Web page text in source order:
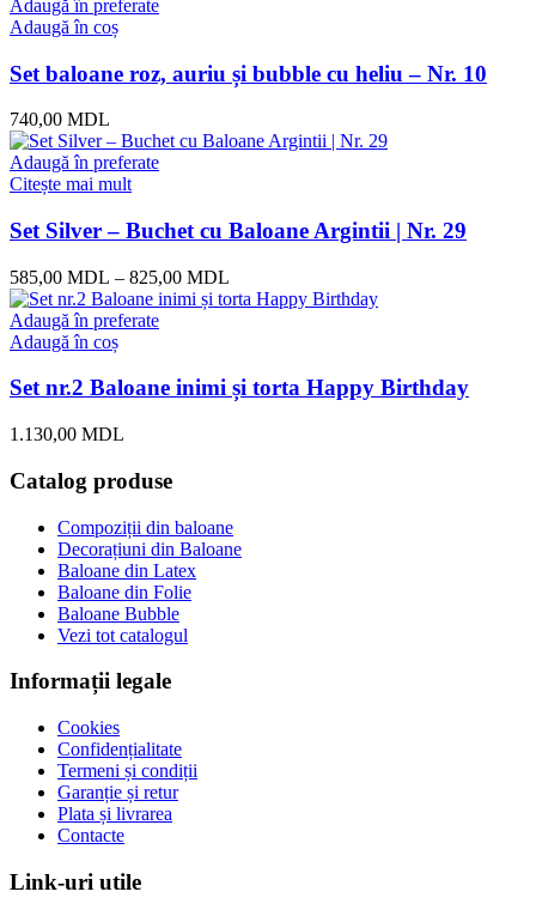
Adaugă în preferate
Adaugă în coș
Set baloane roz, auriu și bubble cu heliu – Nr. 10
740,00 MDL
Adaugă în preferate
Citește mai mult
Set Silver – Buchet cu Baloane Argintii | Nr. 29
585,00 MDL – 825,00 MDL
Adaugă în preferate
Adaugă în coș
Set nr.2 Baloane inimi și torta Happy Birthday
1.130,00 MDL
Catalog produse
Compoziții din baloane
Decorațiuni din Baloane
Baloane din Latex
Baloane din Folie
Baloane Bubble
Vezi tot catalogul
Informații legale
Cookies
Confidențialitate
Termeni și condiții
Garanție și retur
Plata și livrarea
Contacte
Link-uri utile